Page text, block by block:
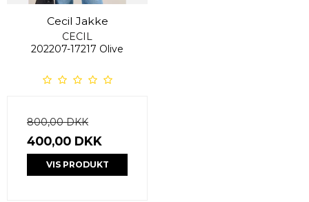
Cecil Jakke
CECIL
202207-17217 Olive
800,00 DKK
400,00 DKK
VIS PRODUKT